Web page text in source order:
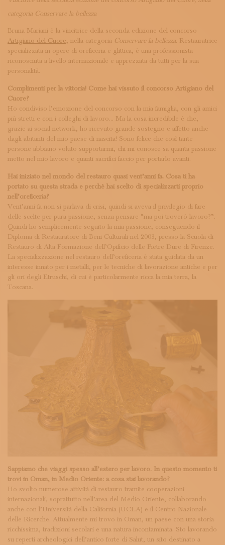
ISCRIVITI ALLA NEWSLETTER
SOSTIENICI
MAGAZINE
TUTTI I CONTENUTI
NEWS
INTERVISTE
ITINERARI
LOGIN
categoria Conservare la bellezza
Bruna Mariani è la vincitrice della seconda edizione del concorso
Artigiano del Cuore, nella categoria Conservare la bellezza. Restauratrice
specializzata in opere di oreficeria e glittica, è una professionista
riconosciuta a livello internazionale e apprezzata da tutti per la sua
personalità.
Complimenti per la vittoria! Come hai vissuto il concorso Artigiano del
Cuore?
Ho condiviso l’emozione del concorso con la mia famiglia, con gli amici
più stretti e con i colleghi di lavoro… Ma la cosa incredibile è che,
grazie ai social network, ho ricevuto grande sostegno e affetto anche
dagli abitanti del mio paese di nascita! Sono felice che così tante
persone abbiano voluto supportarmi, chi mi conosce sa quanta passione
metto nel mio lavoro e quanti sacrifici faccio per portarlo avanti.
Hai iniziato nel mondo del restauro quasi vent’anni fa. Cosa ti ha
portato su questa strada e perché hai scelto di specializzarti proprio
nell’oreficeria?
Vent’anni fa non si parlava di crisi, quindi si aveva il privilegio di fare
delle scelte per pura passione, senza pensare “ma poi troverò lavoro?”.
Quindi ho semplicemente seguito la mia passione, conseguendo il
Diploma di Restauratore di Beni Culturali nel 2003, presso la Scuola di
Restauro di Alta Formazione dell’Opificio delle Pietre Dure di Firenze.
La specializzazione nel restauro dell’oreficeria è stata guidata da un
interesse innato per i metalli, per le tecniche di lavorazione antiche e per
gli ori degli Etruschi, di cui è particolarmente ricca la mia terra, la
Toscana.
Sappiamo che viaggi spesso all’estero per lavoro. In questo momento ti
trovi in Oman, in Medio Oriente: a cosa stai lavorando?
Ho svolto numerose attività di restauro tramite cooperazioni
internazionali, soprattutto nell’area del Medio Oriente, collaborando
anche con l’Università della California (UCLA) e il Centro Nazionale
delle Ricerche. Attualmente mi trovo in Oman, un paese con una storia
ricchissima, tradizioni secolari e una natura incontaminata. Sto lavorando
su reperti archeologici dell’antico forte di Salut, un sito destinato a